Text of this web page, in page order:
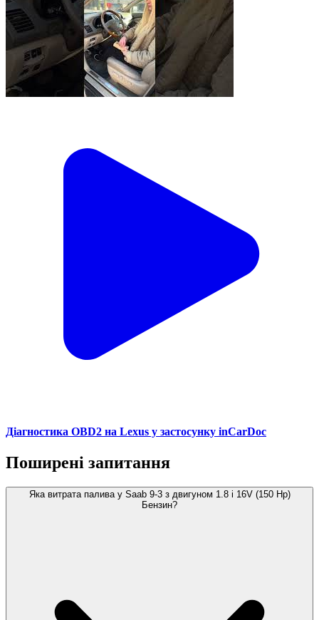
Діагностика OBD2 на Lexus у застосунку inCarDoc
Поширені запитання
Яка витрата палива у Saab 9-3 з двигуном 1.8 i 16V (150 Hp)
Бензин?